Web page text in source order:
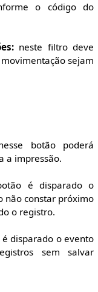
o código do
neste filtro deve
sejam
botão poderá
a impressão.
é disparado o
não constar próximo
o registro.
disparado o evento
sem salvar